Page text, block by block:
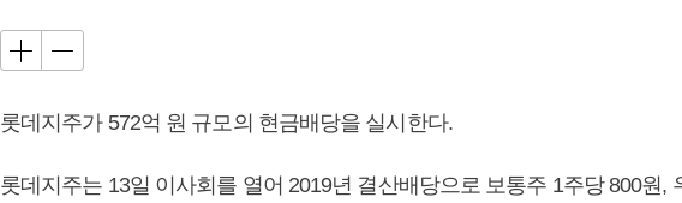
롯데지주가 572억 원 규모의 현금배당을 실시한다.
롯데지주는 13일 이사회를 열어 2019년 결산배당으로 보통주 1주당 800원,